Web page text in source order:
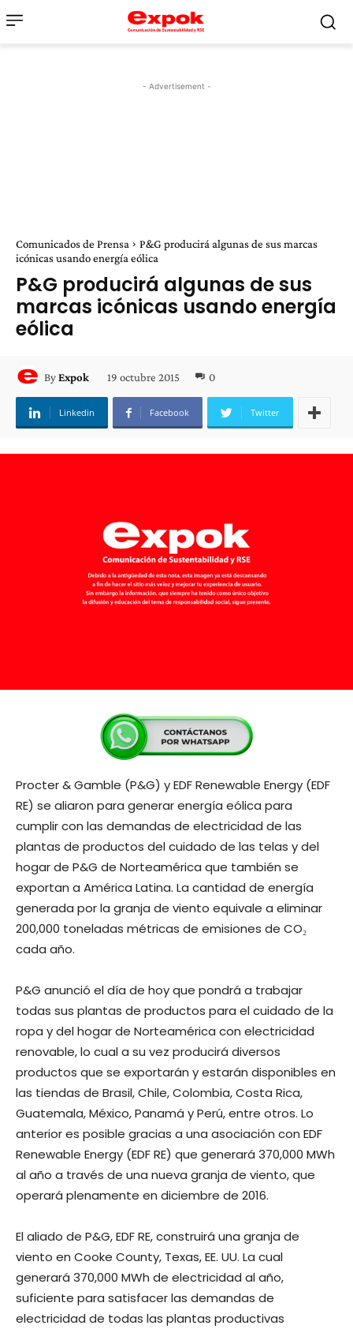
- Advertisement -
Comunicados de Prensa
P&G producirá algunas de sus marcas
icónicas usando energía eólica
P&G producirá algunas de sus
marcas icónicas usando energía
eólica
ByExpok 19 octubre 2015 0
Linkedin Facebook Twitter
Procter & Gamble (P&G) y EDF Renewable Energy (EDF
RE) se aliaron para generar energía eólica para
cumplir con las demandas de electricidad de las
plantas de productos del cuidado de las telas y del
hogar de P&G de Norteamérica que también se
exportan a América Latina. La cantidad de energía
generada por la granja de viento equivale a eliminar
200,000 toneladas métricas de emisiones de CO₂
cada año.
P&G anunció el día de hoy que pondrá a trabajar
todas sus plantas de productos para el cuidado de la
ropa y del hogar de Norteamérica con electricidad
renovable, lo cual a su vez producirá diversos
productos que se exportarán y estarán disponibles en
las tiendas de Brasil, Chile, Colombia, Costa Rica,
Guatemala, México, Panamá y Perú, entre otros. Lo
anterior es posible gracias a una asociación con EDF
Renewable Energy (EDF RE) que generará 370,000 MWh
al año a través de una nueva granja de viento, que
operará plenamente en diciembre de 2016.
El aliado de P&G, EDF RE, construirá una granja de
viento en Cooke County, Texas, EE. UU. La cual
generará 370,000 MWh de electricidad al año,
suficiente para satisfacer las demandas de
electricidad de todas las plantas productivas